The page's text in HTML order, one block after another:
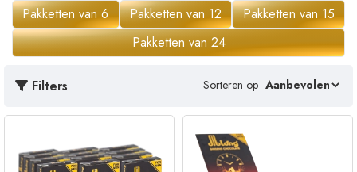
Pakketten van 6 Pakketten van 12
Pakketten van 15
Pakketten van 24
Filters Sorteren op